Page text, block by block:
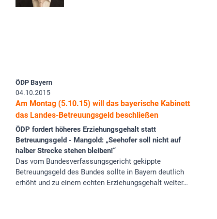
ÖDP Bayern
04.10.2015
Am Montag (5.10.15) will das bayerische Kabinett
das Landes-Betreuungsgeld beschließen
ÖDP fordert höheres Erziehungsgehalt statt
Betreuungsgeld - Mangold: „Seehofer soll nicht auf
halber Strecke stehen bleiben!“
Das vom Bundesverfassungsgericht gekippte
Betreuungsgeld des Bundes sollte in Bayern deutlich
erhöht und zu einem echten Erziehungsgehalt weiter…